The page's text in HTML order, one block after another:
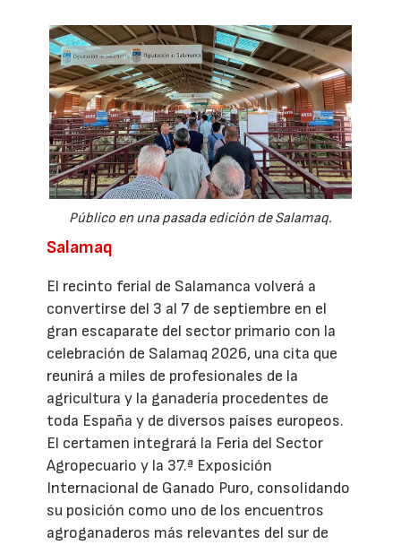
Público en una pasada edición de Salamaq.
Salamaq
El recinto ferial de Salamanca volverá a
convertirse del 3 al 7 de septiembre en el
gran escaparate del sector primario con la
celebración de Salamaq 2026, una cita que
reunirá a miles de profesionales de la
agricultura y la ganadería procedentes de
toda España y de diversos países europeos.
El certamen integrará la Feria del Sector
Agropecuario y la 37.ª Exposición
Internacional de Ganado Puro, consolidando
su posición como uno de los encuentros
agroganaderos más relevantes del sur de